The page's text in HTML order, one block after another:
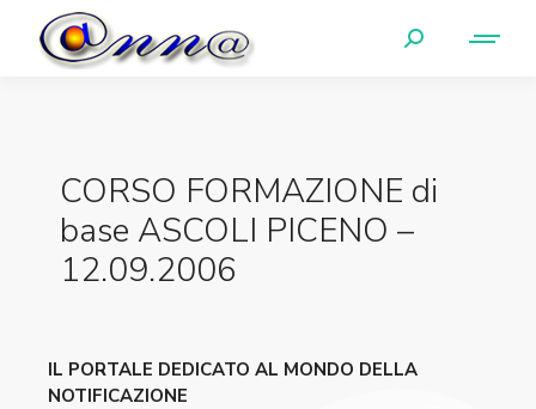
CORSO FORMAZIONE di
base ASCOLI PICENO –
12.09.2006
IL PORTALE DEDICATO AL MONDO DELLA
NOTIFICAZIONE